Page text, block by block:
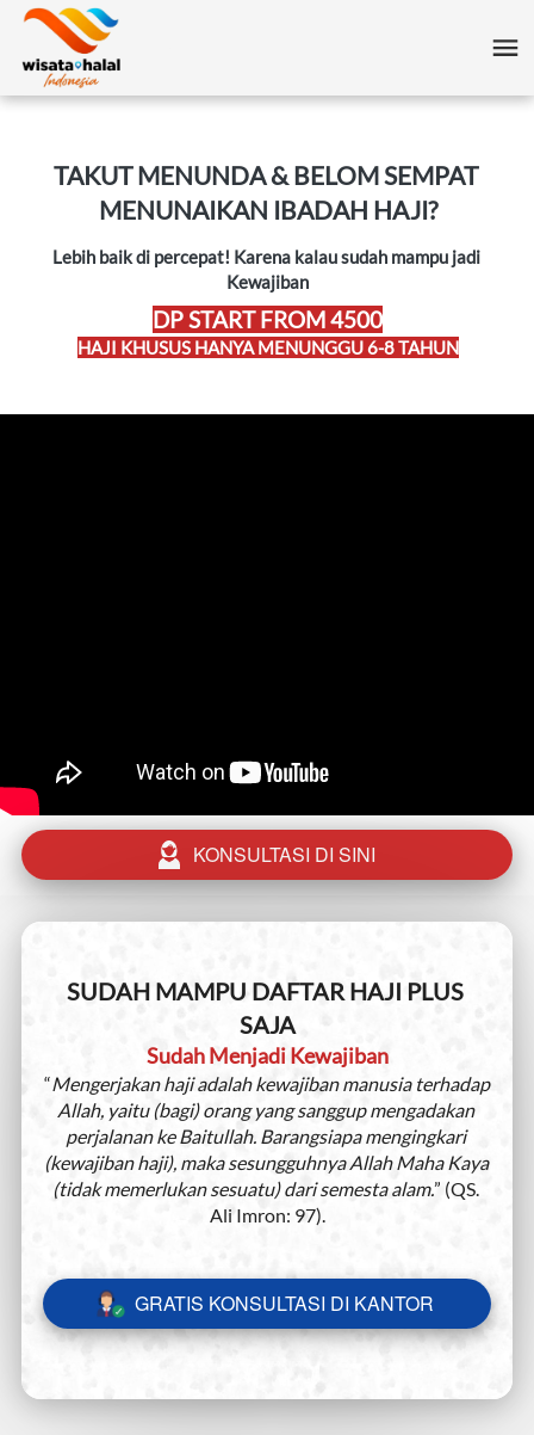
TAKUT MENUNDA & BELOM SEMPAT
MENUNAIKAN IBADAH HAJI?
Lebih baik di percepat! Karena kalau sudah mampu jadi
Kewajiban
DP START FROM 4500
HAJI KHUSUS HANYA MENUNGGU 6-8 TAHUN
` KONSULTASI DI SINI
SUDAH MAMPU DAFTAR HAJI PLUS
SAJA
Sudah Menjadi Kewajiban
“Mengerjakan haji adalah kewajiban manusia terhadap
Allah, yaitu (bagi) orang yang sanggup mengadakan
perjalanan ke Baitullah. Barangsiapa mengingkari
(kewajiban haji), maka sesungguhnya Allah Maha Kaya
(tidak memerlukan sesuatu) dari semesta alam.” (QS.
Ali Imron: 97).
` GRATIS KONSULTASI DI KANTOR